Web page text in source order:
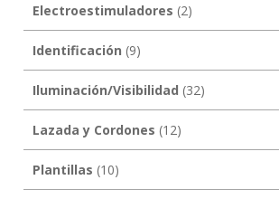
Electroestimuladores (2)
Identificación (9)
Iluminación/Visibilidad (32)
Lazada y Cordones (12)
Plantillas (10)